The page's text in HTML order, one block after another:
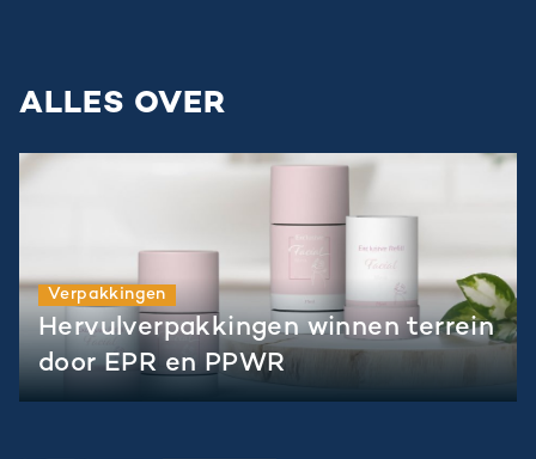
ALLES OVER
Verpakkingen
Hervulverpakkingen winnen terrein
door EPR en PPWR